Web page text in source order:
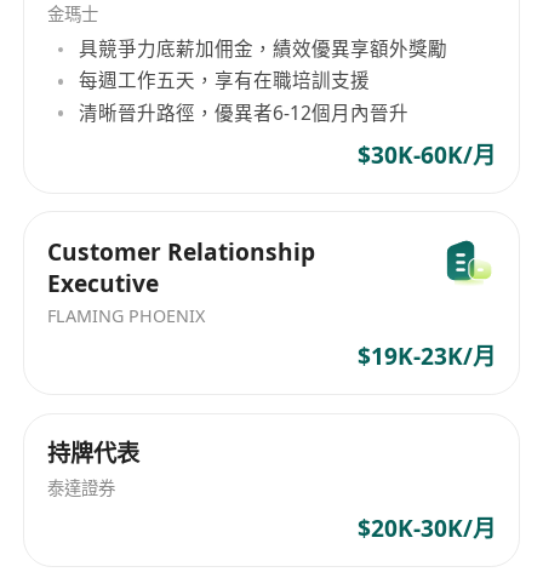
金瑪士
具競爭力底薪加佣金，績效優異享額外獎勵
每週工作五天，享有在職培訓支援
清晰晉升路徑，優異者6-12個月內晉升
$30K-60K/月
Customer Relationship
Executive
FLAMING PHOENIX
$19K-23K/月
持牌代表
泰達證券
$20K-30K/月